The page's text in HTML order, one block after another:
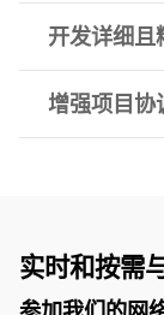
开发详细且
增强项目协
实时和按需